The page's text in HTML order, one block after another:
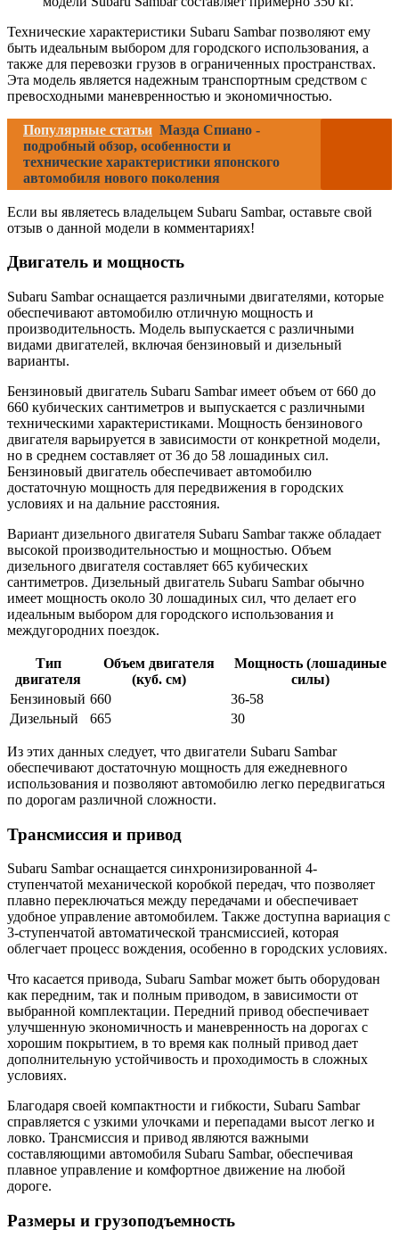
Технические характеристики Subaru Sambar позволяют ему
быть идеальным выбором для городского использования, а
также для перевозки грузов в ограниченных пространствах.
Эта модель является надежным транспортным средством с
превосходными маневренностью и экономичностью.
Популярные статьи Мазда Спиано -
подробный обзор, особенности и
технические характеристики японского
автомобиля нового поколения
Если вы являетесь владельцем Subaru Sambar, оставьте свой
отзыв о данной модели в комментариях!
Двигатель и мощность
Subaru Sambar оснащается различными двигателями, которые
обеспечивают автомобилю отличную мощность и
производительность. Модель выпускается с различными
видами двигателей, включая бензиновый и дизельный
варианты.
Бензиновый двигатель Subaru Sambar имеет объем от 660 до
660 кубических сантиметров и выпускается с различными
техническими характеристиками. Мощность бензинового
двигателя варьируется в зависимости от конкретной модели,
но в среднем составляет от 36 до 58 лошадиных сил.
Бензиновый двигатель обеспечивает автомобилю
достаточную мощность для передвижения в городских
условиях и на дальние расстояния.
Вариант дизельного двигателя Subaru Sambar также обладает
высокой производительностью и мощностью. Объем
дизельного двигателя составляет 665 кубических
сантиметров. Дизельный двигатель Subaru Sambar обычно
имеет мощность около 30 лошадиных сил, что делает его
идеальным выбором для городского использования и
междугородних поездок.
Тип
двигателя
Объем двигателя
(куб. см)
Мощность (лошадиные
силы)
Бензиновый 660
36-58
Дизельный
665 30
Из этих данных следует, что двигатели Subaru Sambar
обеспечивают достаточную мощность для ежедневного
использования и позволяют автомобилю легко передвигаться
по дорогам различной сложности.
Трансмиссия и привод
Subaru Sambar оснащается синхронизированной 4-
ступенчатой механической коробкой передач, что позволяет
плавно переключаться между передачами и обеспечивает
удобное управление автомобилем. Также доступна вариация с
3-ступенчатой автоматической трансмиссией, которая
облегчает процесс вождения, особенно в городских условиях.
Что касается привода, Subaru Sambar может быть оборудован
как передним, так и полным приводом, в зависимости от
выбранной комплектации. Передний привод обеспечивает
улучшенную экономичность и маневренность на дорогах с
хорошим покрытием, в то время как полный привод дает
дополнительную устойчивость и проходимость в сложных
условиях.
Благодаря своей компактности и гибкости, Subaru Sambar
справляется с узкими улочками и перепадами высот легко и
ловко. Трансмиссия и привод являются важными
составляющими автомобиля Subaru Sambar, обеспечивая
плавное управление и комфортное движение на любой
дороге.
Размеры и грузоподъемность